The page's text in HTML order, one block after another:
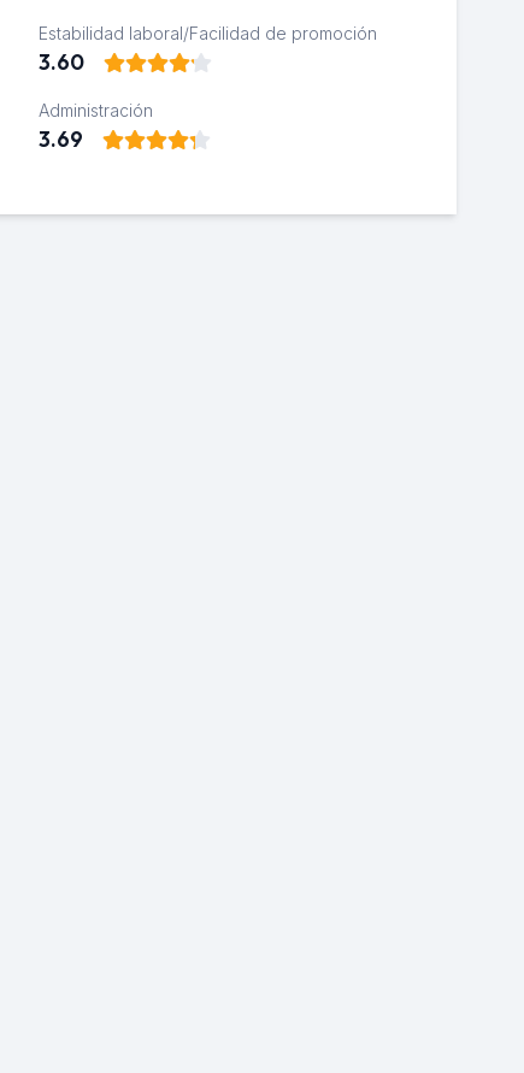
Estabilidad laboral/Facilidad de promoción
3.60
Administración
3.69